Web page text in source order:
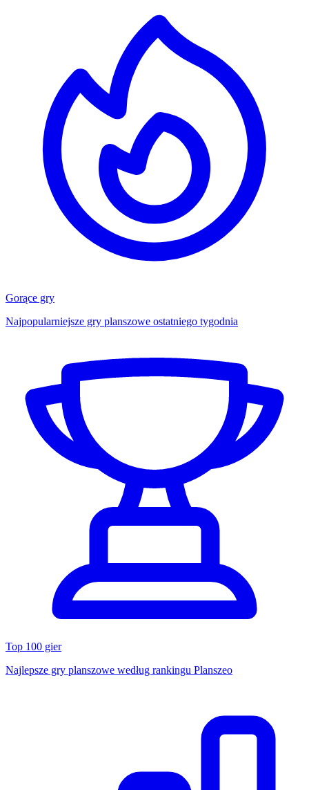
Gorące gry
Najpopularniejsze gry planszowe ostatniego tygodnia
Top 100 gier
Najlepsze gry planszowe według rankingu Planszeo